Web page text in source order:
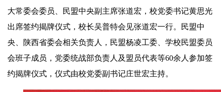
大常委会委员、民盟中央副主席张道宏，校党委书记黄思光
出席签约揭牌仪式，校长吴普特会见张道宏一行。民盟中
央、陕西省委会相关负责人，民盟杨凌工委、学校民盟委员
会班子成员， 党委统战部负责人及盟员代表等60余人参加签
约揭牌仪式，仪式由校党委副书记庄世宏主持。